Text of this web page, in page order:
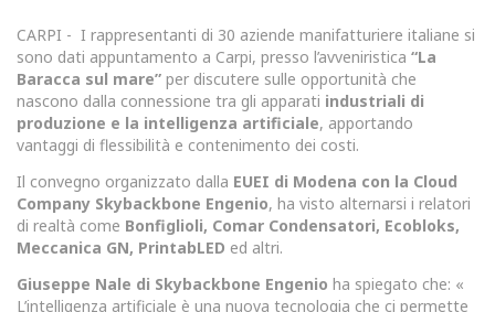
CARPI - I rappresentanti di 30 aziende manifatturiere italiane si
sono dati appuntamento a Carpi, presso l’avveniristica “La
Baracca sul mare” per discutere sulle opportunità che
nascono dalla connessione tra gli apparati industriali di
produzione e la intelligenza artificiale, apportando
vantaggi di flessibilità e contenimento dei costi.
Il convegno organizzato dalla EUEI di Modena con la Cloud
Company Skybackbone Engenio, ha visto alternarsi i relatori
di realtà come Bonfiglioli, Comar Condensatori, Ecobloks,
Meccanica GN, PrintabLED ed altri.
Giuseppe Nale di Skybackbone Engenio ha spiegato che: «
L’intelligenza artificiale è una nuova tecnologia che ci permette